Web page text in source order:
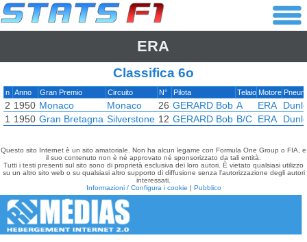
ERA
Classifica 6o
n Anno Gran Premio Circuito N° Pilota Telaio Motore
2 1950 Monaco Monaco 26 GERARD Bob A ERA
1 1950 Gran Bretagna Silverstone 12 GERARD Bob B/C ERA
Questo sito Internet è un sito amatoriale. Non ha alcun legame con Formula One Group o FIA, e
il suo contenuto non è né approvato né sponsorizzato da tali entità.
Tutti i testi presenti sul sito sono di proprietà esclusiva dei loro autori. È vietato qualsiasi utilizzo
su un altro sito web o su qualsiasi altro supporto di diffusione senza l'autorizzazione degli autori
interessati.
Informazioni / Configura i cookie | Pubblico